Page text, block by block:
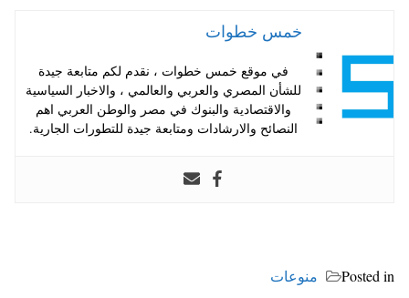
خمس خطوات
في موقع خمس خطوات ، نقدم لكم متابعة جيدة
للشأن المصري والعربي والعالمي ، والاخبار السياسية
والاقتصادية والبنوك في مصر والوطن العربي اهم
النصائح والارشادات ومتابعة جيدة للتطورات الجارية.
Posted in منوعات